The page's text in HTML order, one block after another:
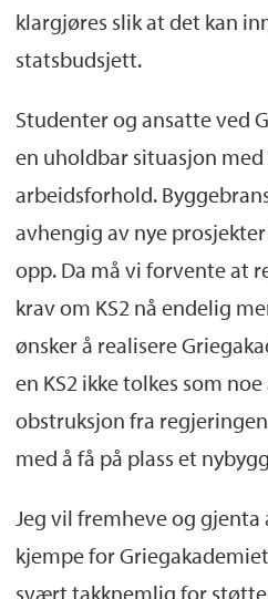
klargjøres slik at det kan
statsbudsjett.
Studenter og ansatte ved
en uholdbar situasjon
arbeidsforhold.
avhengig av nye
opp. Da må vi forvente at
krav om KS2 nå endelig
ønsker å realisere
en KS2 ikke tolkes som
obstruksjon fra
med å få på plass et
Jeg vil fremheve og
kjempe for
svært takknemlig for